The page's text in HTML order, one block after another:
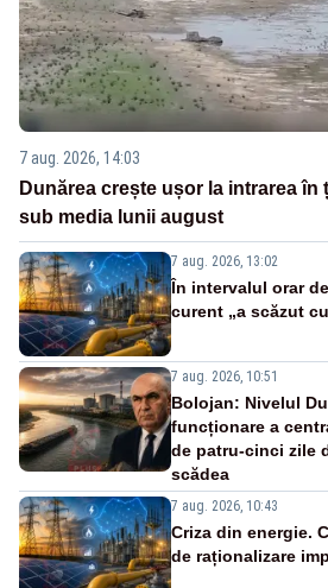
7 aug. 2026, 14:03
Dunărea crește ușor la intrarea în
sub media lunii august
7 aug. 2026, 13:02
În intervalul orar
curent „a scăzut
7 aug. 2026, 10:51
Bolojan: Nivelul
funcționare a
de patru-cinci zile
scădea
7 aug. 2026, 10:43
Criza din energie.
de raționalizare